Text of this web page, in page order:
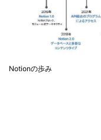
Notionの歩み